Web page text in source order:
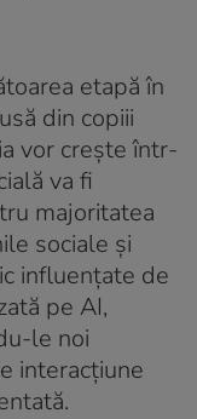
etapă în
din copiii
vor crește într-
va fi
majoritatea
sociale și
influențate de
pe AI,
le noi
interacțiune